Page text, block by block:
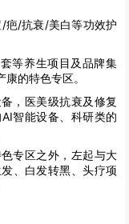
疤/抗衰/美白等功效护
等养生项目及品牌集
的特色专区。
，医美级抗衰及修复
智能设备、科研类的
专区之外，左起与大
、白发转黑、头疗项